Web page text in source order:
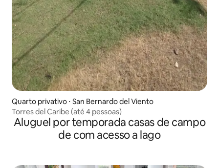
Quarto privativo ⋅ San Bernardo del Viento
Torres del Caribe (até 4 pessoas)
Aluguel por temporada casas de campo
de com acesso a lago